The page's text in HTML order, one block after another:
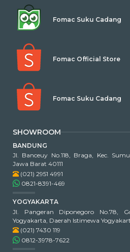
Fomac Official Store
Fomac Suku Cadang
Fomac Suku Cadang
SHOWROOM
BANDUNG
Jl. Banceuy No.118, Braga, Kec.
Jawa Barat 40111
(021) 2951 4991
0821-8391-469
YOGYAKARTA
Jl. Pangeran Diponegoro No.78,
Yogyakarta, Daerah Istimewa
(021) 7430 119
0812-3978-7622